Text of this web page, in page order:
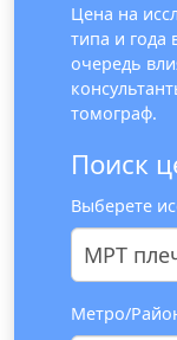
Цена на
типа и года
очередь
томограф.
Поиск
Выберете
МРТ
Метро/